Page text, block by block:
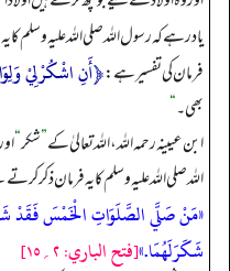
یاد رہے کہ رسول اللہ صلی اللہ علیہ وسلم
فرمان کی تفسیر ہے:﴿أَنِ اشْکُرْلِيْ
بھی۔“
ابن عیینہ رحمہ اللہ، اللہ تعالیٰ کے”شکر“
اللہ صلی اللہ علیہ وسلم کا یہ فرمان ذکر
«مَنْ صَلَّي الصَّلَوَاتِ الْخَمْسَ فَقَدْ
شَكَرَلَهُمَا.»[فتح الباري: ۲؍۱۵]